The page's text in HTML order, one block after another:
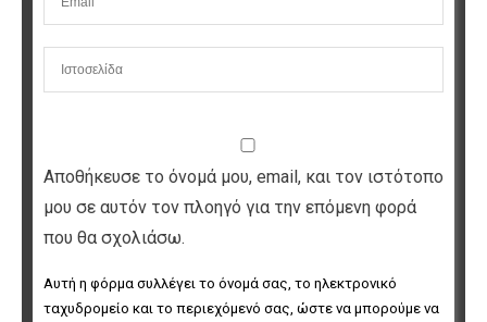
Αποθήκευσε το όνομά μου, email, και τον ιστότοπο
μου σε αυτόν τον πλοηγό για την επόμενη φορά
που θα σχολιάσω.
Αυτή η φόρμα συλλέγει το όνομά σας, το ηλεκτρονικό
ταχυδρομείο και το περιεχόμενό σας, ώστε να μπορούμε να